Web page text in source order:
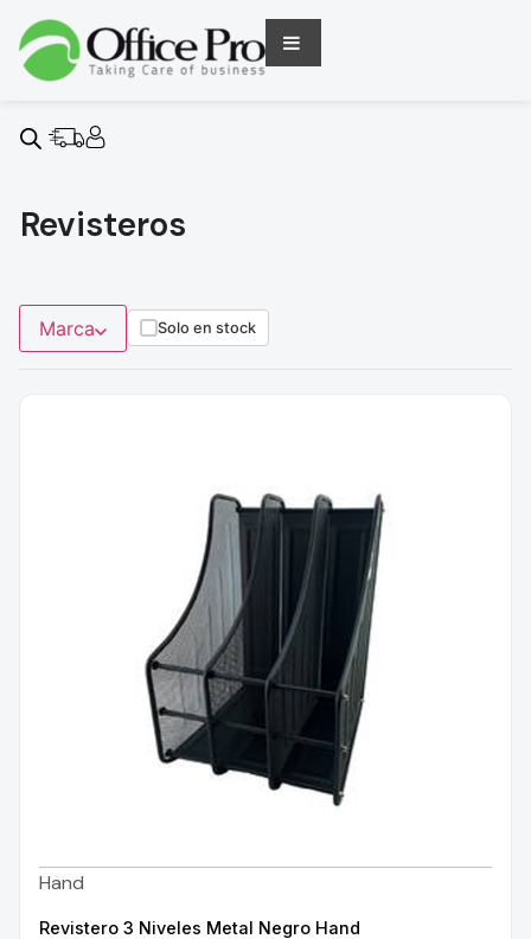
Revisteros
Marca Solo en stock
Hand
Revistero 3 Niveles Metal Negro Hand